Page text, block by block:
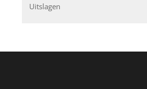
Uitslagen